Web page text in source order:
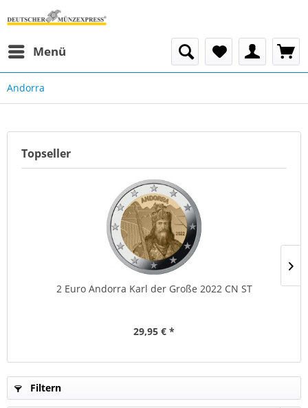
Menü
Andorra
Topseller
2 Euro Andorra Karl der Große 2022 CN ST
29,95 € *
Filtern